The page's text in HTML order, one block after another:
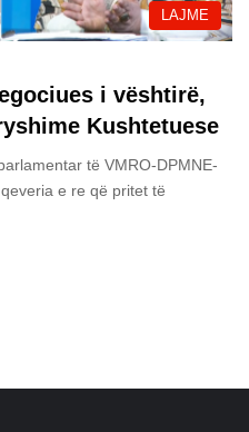
LAJME
i vështirë,
Kushtetuese
të VMRO-DPMNE-
e re që pritet të